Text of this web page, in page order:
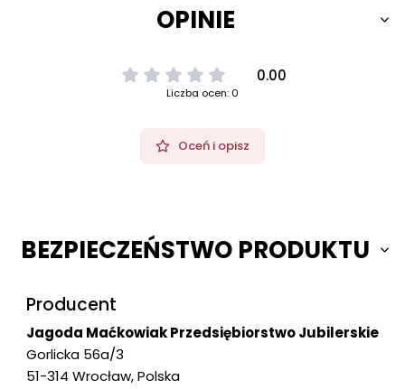
OPINIE
0.00
Liczba ocen: 0
Oceń i opisz
BEZPIECZEŃSTWO PRODUKTU
Producent
Jagoda Maćkowiak Przedsiębiorstwo Jubilerskie
Gorlicka 56a/3
51-314 Wrocław, Polska